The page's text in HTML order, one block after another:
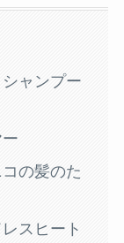
ャンプー
の髪のた
スヒート